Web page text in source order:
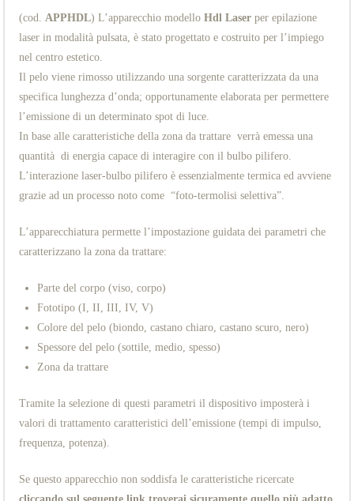
(cod. APPHDL) L’apparecchio modello Hdl Laserper epilazione
laser in modalità pulsata, è stato progettato e costruito per l’impiego
nel centro estetico.
Il pelo viene rimosso utilizzando una sorgente caratterizzata da una
specifica lunghezza d’onda; opportunamente elaborata per permettere
l’emissione di un determinato spot di luce.
In base alle caratteristiche della zona da trattare verrà emessa una
quantità di energia capace di interagire con il bulbo pilifero.
L’interazione laser-bulbo pilifero è essenzialmente termica ed avviene
grazie ad un processo noto come “foto-termolisi selettiva”.
L’apparecchiatura permette l’impostazione guidata dei parametri che
caratterizzano la zona da trattare:
Parte del corpo (viso, corpo)
Fototipo (I, II, III, IV, V)
Colore del pelo (biondo, castano chiaro, castano scuro, nero)
Spessore del pelo (sottile, medio, spesso)
Zona da trattare
Tramite la selezione di questi parametri il dispositivo imposterà i
valori di trattamento caratteristici dell’emissione (tempi di impulso,
frequenza, potenza).
Se questo apparecchio non soddisfa le caratteristiche ricercate